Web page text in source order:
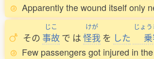
Apparently the wound itself only
その
じこ
事故で は
けが
怪我 を した
じょ
Few passengers got injured in